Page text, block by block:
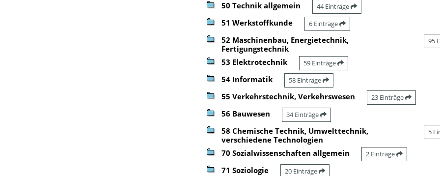
50 Technik allgemein 44 Einträge
51 Werkstoffkunde 6 Einträge
52 Maschinenbau, Energietechnik,
Fertigungstechnik
95
53 Elektrotechnik 59 Einträge
54 Informatik 58 Einträge
55 Verkehrstechnik, Verkehrswesen 23 Einträge
56 Bauwesen 34 Einträge
58 Chemische Technik, Umwelttechnik,
verschiedene Technologien
5
70 Sozialwissenschaften allgemein 2 Einträge
71 Soziologie 20 Einträge